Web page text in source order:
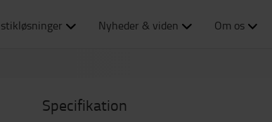
Nyheder & viden Om os
Specifikation